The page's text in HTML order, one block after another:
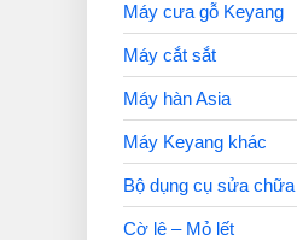
Máy cưa gỗ Keyang
Máy cắt sắt
Máy hàn Asia
Máy Keyang khác
Bộ dụng cụ sửa chữa
Cờ lê – Mỏ lết